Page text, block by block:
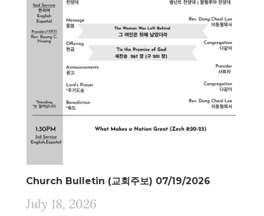
Church Bulletin (교회주보) 07/19/2026
July 18, 2026